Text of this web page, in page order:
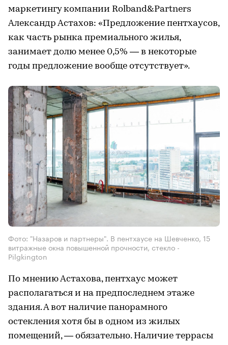
маркетингу компании Rolband&Partners
Александр Астахов: «Предложение пентхаусов,
как часть рынка премиального жилья,
занимает долю менее 0,5% — в некоторые
годы предложение вообще отсутствует».
Фото: "Назаров и партнеры". В пентхаусе на Шевченко, 15
витражные окна повышенной прочности, стекло -
Pilgkington
По мнению Астахова, пентхаус может
располагаться и на предпоследнем этаже
здания. А вот наличие панорамного
остекления хотя бы в одном из жилых
помещений, — обязательно. Наличие террасы